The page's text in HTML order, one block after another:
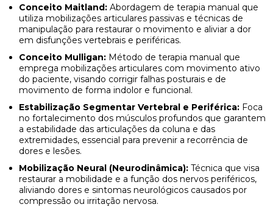
Conceito Maitland: Abordagem de terapia manual que
utiliza mobilizações articulares passivas e técnicas de
manipulação para restaurar o movimento e aliviar a dor
em disfunções vertebrais e periféricas.
Conceito Mulligan: Método de terapia manual que
emprega mobilizações articulares com movimento ativo
do paciente, visando corrigir falhas posturais e de
movimento de forma indolor e funcional.
Estabilização Segmentar Vertebral e Periférica: Foca
no fortalecimento dos músculos profundos que garantem
a estabilidade das articulações da coluna e das
extremidades, essencial para prevenir a recorrência de
dores e lesões.
Mobilização Neural (Neurodinâmica): Técnica que visa
restaurar a mobilidade e a função dos nervos periféricos,
aliviando dores e sintomas neurológicos causados por
compressão ou irritação nervosa.